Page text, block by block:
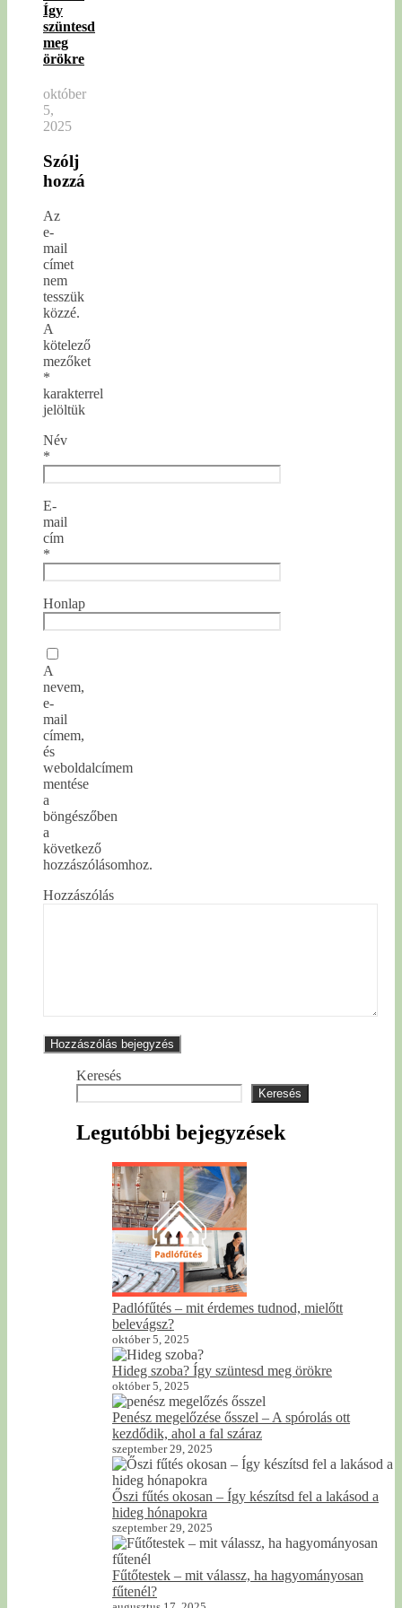
Így
szüntesd
meg
örökre
október
5,
2025
Szólj
hozzá
Az
e-
mail
címet
nem
tesszük
közzé.
A
kötelező
mezőket
*
karakterrel
jelöltük
Név
*
E-
mail
cím
*
Honlap
A
nevem,
e-
mail
címem,
és
weboldalcímem
mentése
a
böngészőben
a
következő
hozzászólásomhoz.
Hozzászólás
Keresés
Keresés
Legutóbbi bejegyzések
Padlófűtés – mit érdemes tudnod, mielőtt
belevágsz?
október 5, 2025
Hideg szoba? Így szüntesd meg örökre
október 5, 2025
Penész megelőzése ősszel – A spórolás ott
kezdődik, ahol a fal száraz
szeptember 29, 2025
Őszi fűtés okosan – Így készítsd fel a lakásod a
hideg hónapokra
szeptember 29, 2025
Fűtőtestek – mit válassz, ha hagyományosan
fűtenél?